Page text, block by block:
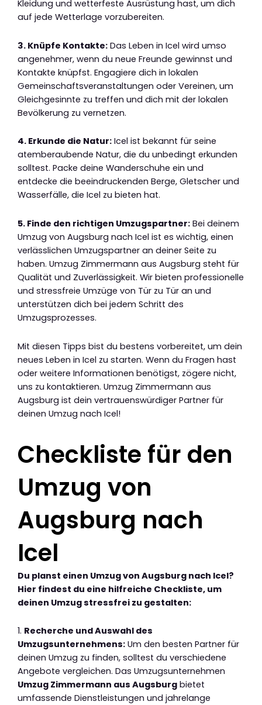
Kleidung und wetterfeste Ausrüstung hast, um dich
auf jede Wetterlage vorzubereiten.
3. Knüpfe Kontakte: Das Leben in Icel wird umso
angenehmer, wenn du neue Freunde gewinnst und
Kontakte knüpfst. Engagiere dich in lokalen
Gemeinschaftsveranstaltungen oder Vereinen, um
Gleichgesinnte zu treffen und dich mit der lokalen
Bevölkerung zu vernetzen.
4. Erkunde die Natur: Icel ist bekannt für seine
atemberaubende Natur, die du unbedingt erkunden
solltest. Packe deine Wanderschuhe ein und
entdecke die beeindruckenden Berge, Gletscher und
Wasserfälle, die Icel zu bieten hat.
5. Finde den richtigen Umzugspartner: Bei deinem
Umzug von Augsburg nach Icel ist es wichtig, einen
verlässlichen Umzugspartner an deiner Seite zu
haben. Umzug Zimmermann aus Augsburg steht für
Qualität und Zuverlässigkeit. Wir bieten professionelle
und stressfreie Umzüge von Tür zu Tür an und
unterstützen dich bei jedem Schritt des
Umzugsprozesses.
Mit diesen Tipps bist du bestens vorbereitet, um dein
neues Leben in Icel zu starten. Wenn du Fragen hast
oder weitere Informationen benötigst, zögere nicht,
uns zu kontaktieren. Umzug Zimmermann aus
Augsburg ist dein vertrauenswürdiger Partner für
deinen Umzug nach Icel!
Checkliste für den
Umzug von
Augsburg nach
Icel
Du planst einen Umzug von Augsburg nach Icel?
Hier findest du eine hilfreiche Checkliste, um
deinen Umzug stressfrei zu gestalten:
1. Recherche und Auswahl des
Umzugsunternehmens: Um den besten Partner für
deinen Umzug zu finden, solltest du verschiedene
Angebote vergleichen. Das Umzugsunternehmen
Umzug Zimmermann aus Augsburg bietet
umfassende Dienstleistungen und jahrelange